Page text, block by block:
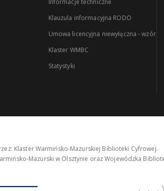
Informacje techniczne
Klauzula informacyjna RODO
Umowa licencyjna niewyłączna - wzór
Klaster WMBC
Statystyki
Klaster Warmińsko-Mazurskiej Biblioteki Cyfrowej.
Mazurski w Olsztynie oraz Wojewódzka